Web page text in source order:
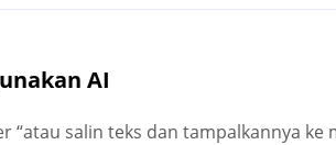
AI
“atau salin teks dan tampalkannya ke